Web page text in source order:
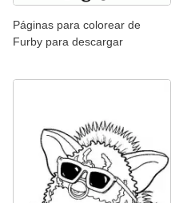
Páginas para colorear de
Furby para descargar